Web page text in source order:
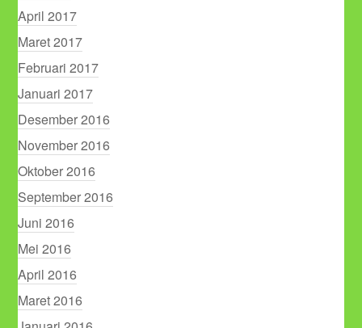
April 2017
Maret 2017
Februari 2017
Januari 2017
Desember 2016
November 2016
Oktober 2016
September 2016
Juni 2016
Mei 2016
April 2016
Maret 2016